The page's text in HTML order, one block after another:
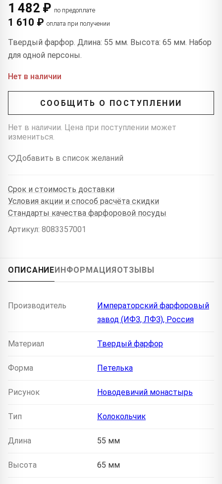
1 482 ₽ по предоплате
1 610 ₽ оплата при получении
Твердый фарфор. Длина: 55 мм. Высота: 65 мм. Набор
для одной персоны.
Нет в наличии
СООБЩИТЬ О ПОСТУПЛЕНИИ
Нет в наличии. Цена при поступлении может
измениться.
Добавить в список желаний
Срок и стоимость доставки
Условия акции и способ расчёта скидки
Стандарты качества фарфоровой посуды
Артикул: 8083357001
ОПИСАНИЕИНФОРМАЦИЯОТЗЫВЫ
Производитель
Императорский фарфоровый
завод (ИФЗ, ЛФЗ), Россия
Материал Твердый фарфор
Форма Петелька
Рисунок Новодевичий монастырь
Тип Колокольчик
Длина 55 мм
Высота 65 мм